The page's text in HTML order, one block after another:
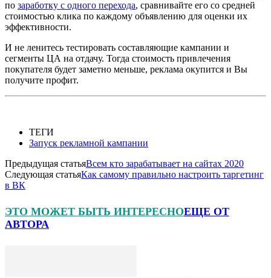
по заработку с одного перехода, сравнивайте его со средней
стоимостью клика по каждому объявлению для оценки их
эффективности.
И не ленитесь тестировать составляющие кампании и
сегменты ЦА на отдачу. Тогда стоимость привлечения
покупателя будет заметно меньше, реклама окупится и Вы
получите профит.
ТЕГИ
Запуск рекламной кампании
Предыдущая статьяВсем кто зарабатывает на сайтах 2020
Следующая статьяКак самому правильно настроить таргетинг
в ВК
ЭТО МОЖЕТ БЫТЬ ИНТЕРЕСНОЕЩЕ ОТ
АВТОРА